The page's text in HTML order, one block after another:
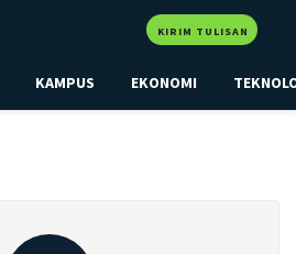
KIRIM TULISAN
KAMPUS EKONOMI